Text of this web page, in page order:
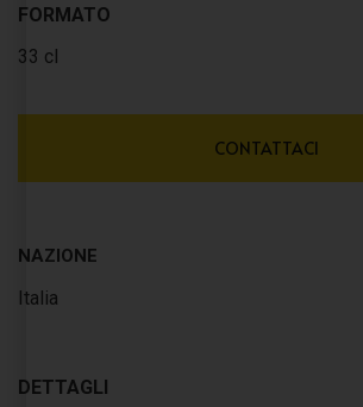
FORMATO
33 cl
CONTATTACI
NAZIONE
Italia
DETTAGLI